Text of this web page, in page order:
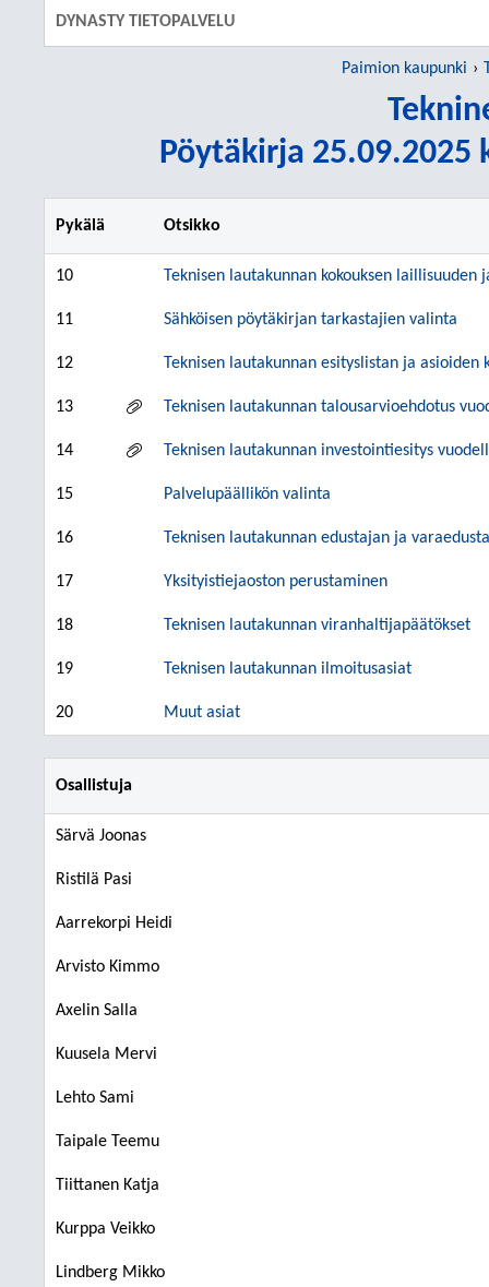
DYNASTY TIETOPALVELU
Paimion kaupunki
Pöytäkirja 25.09.2025
Pykälä Otsikko
10 Teknisen lautakunnan kokouksen
11 Sähköisen pöytäkirjan tarkastajien valinta
12 Teknisen lautakunnan esityslistan ja
13 Teknisen lautakunnan talousarvioehdotus
14 Teknisen lautakunnan investointiesitys
15 Palvelupäällikön valinta
16 Teknisen lautakunnan edustajan ja
17 Yksityistiejaoston perustaminen
18 Teknisen lautakunnan viranhaltijapäätökset
19 Teknisen lautakunnan ilmoitusasiat
20 Muut asiat
Osallistuja
Särvä Joonas
Ristilä Pasi
Aarrekorpi Heidi
Arvisto Kimmo
Axelin Salla
Kuusela Mervi
Lehto Sami
Taipale Teemu
Tiittanen Katja
Kurppa Veikko
Lindberg Mikko